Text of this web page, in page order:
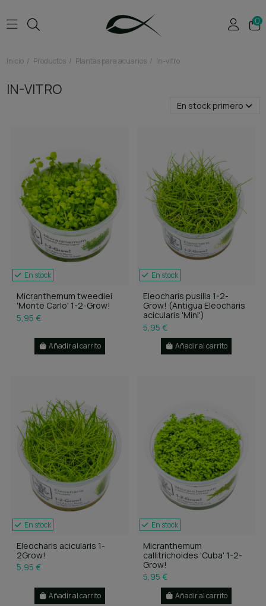
0
Inicio Productos Plantas para acuarios In-vitro
IN-VITRO
En stock primero
En stock
Micranthemum tweediei
'Monte Carlo' 1-2-Grow!
5,95 €
Añadir al carrito
En stock
Eleocharis pusilla 1-2-
Grow! (Antigua Eleocharis
acicularis 'Mini')
5,95 €
Añadir al carrito
En stock
Eleocharis acicularis 1-
2Grow!
5,95 €
Añadir al carrito
En stock
Micranthemum
callitrichoides 'Cuba' 1-2-
Grow!
5,95 €
Añadir al carrito